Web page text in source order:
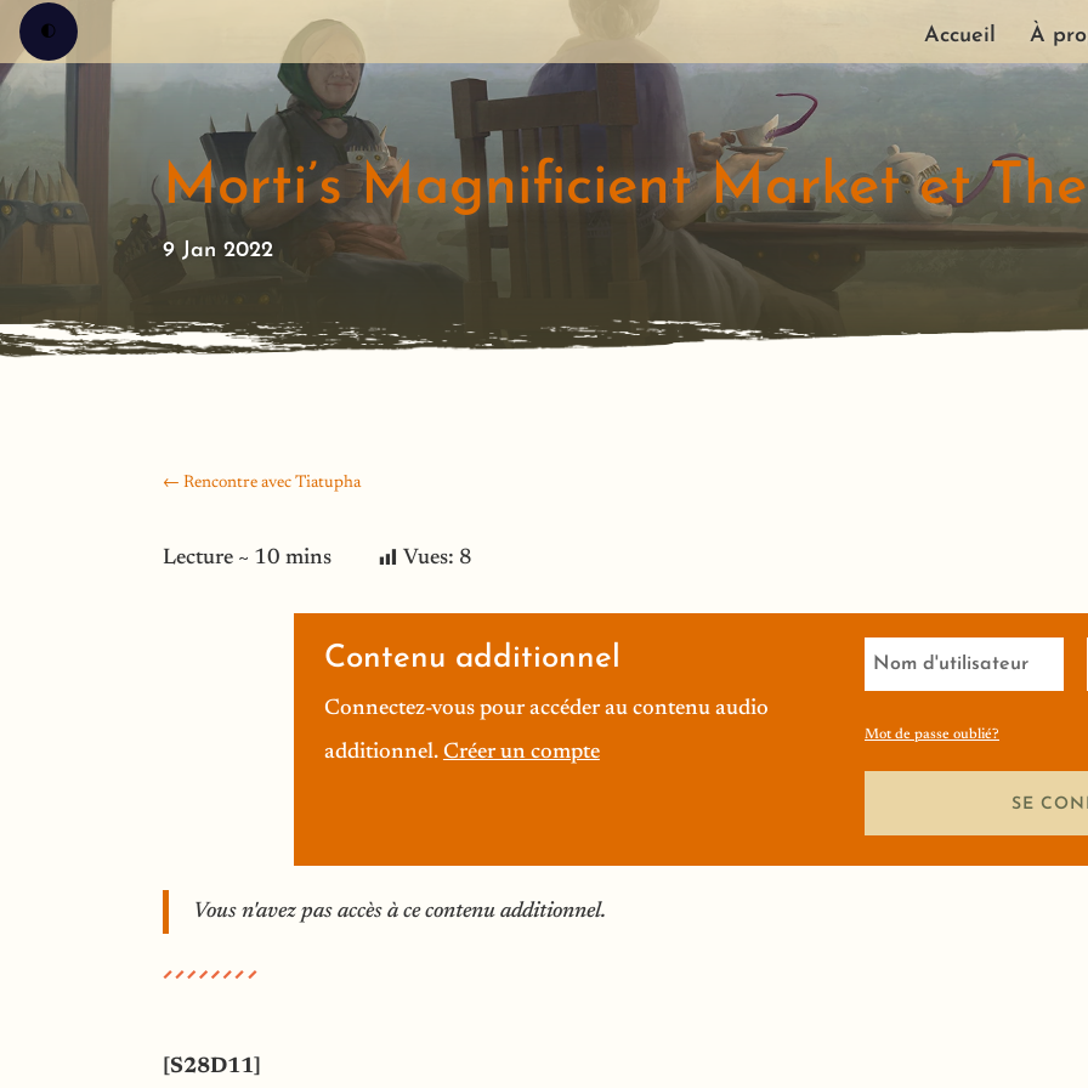
🌓 Accueil À
Morti’s Magnificient Market et
9 Jan 2022
←Rencontre avec Tiatupha
Vues: 8
Contenu additionnel
Connectez-vous pour accéder au contenu audio
additionnel. Créer un compte
Mot de passe oublié?
SE
Vous n'avez pas accès à ce contenu additionnel.
[S28D11]